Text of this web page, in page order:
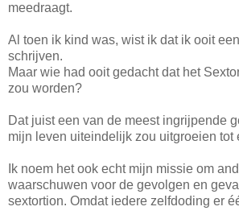
meedraagt.
Al toen ik kind was, wist ik dat ik ooit
schrijven.
Maar wie had ooit gedacht dat het
zou worden?
Dat juist een van de meest ingrijpende
mijn leven uiteindelijk zou uitgroeien tot
Ik noem het ook echt mijn missie om
waarschuwen voor de gevolgen en
sextortion. Omdat iedere zelfdoding er